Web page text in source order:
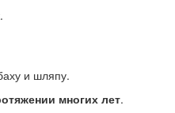
и шляпу.
многих лет.